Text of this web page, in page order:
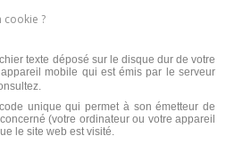
cookie ?
texte déposé sur le disque dur de votre
mobile qui est émis par le serveur
unique qui permet à son émetteur de
(votre ordinateur ou votre appareil
le site web est visité.